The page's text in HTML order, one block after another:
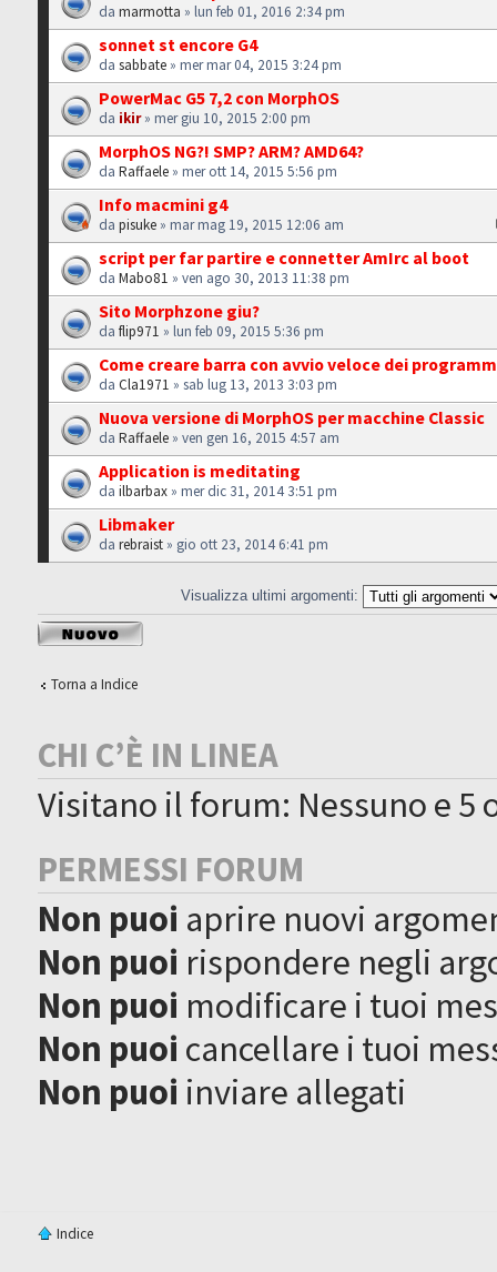
damarmotta » lun feb 01, 2016 2:34 pm
sonnet st encore G4
dasabbate » mer mar 04, 2015 3:24 pm
PowerMac G5 7,2 con MorphOS
da ikir» mer giu 10, 2015 2:00 pm
MorphOS NG?! SMP? ARM? AMD64?
daRaffaele » mer ott 14, 2015 5:56 pm
Info macmini g4
dapisuke » mar mag 19, 2015 12:06 am
script per far partire e connetter AmIrc al boot
daMabo81 » ven ago 30, 2013 11:38 pm
Sito Morphzone giu?
daflip971 » lun feb 09, 2015 5:36 pm
Come creare barra con avvio veloce dei
daCla1971 » sab lug 13, 2013 3:03 pm
Nuova versione di MorphOS per macchine Classic
daRaffaele » ven gen 16, 2015 4:57 am
Application is meditating
dailbarbax » mer dic 31, 2014 3:51 pm
Libmaker
darebraist » gio ott 23, 2014 6:41 pm
Visualizza ultimi argomenti:
Scrivi un nuovo
argomento
Torna a Indice
CHI C’È IN LINEA
Visitano il forum: Nessuno e 5
PERMESSI FORUM
Non puoi aprire nuovi
Non puoi rispondere negli
Non puoi modificare i tuoi
Non puoi cancellare i tuoi
Non puoi inviare allegati
Indice